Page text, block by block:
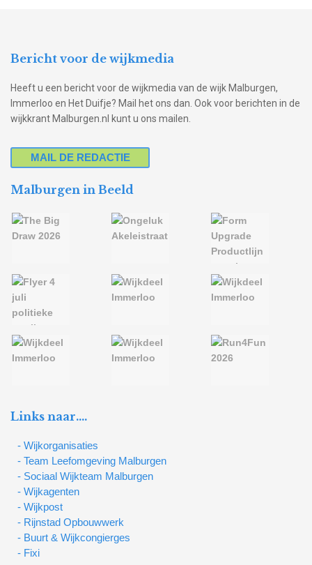
Bericht voor de wijkmedia
Heeft u een bericht voor de wijkmedia van de wijk Malburgen,
Immerloo en Het Duifje? Mail het ons dan. Ook voor berichten in de
wijkkrant Malburgen.nl kunt u ons mailen.
MAIL DE REDACTIE
Malburgen in Beeld
Links naar….
- Wijkorganisaties
- Team Leefomgeving Malburgen
- Sociaal Wijkteam Malburgen
- Wijkagenten
- Wijkpost
- Rijnstad Opbouwwerk
- Buurt & Wijkcongierges
- Fixi